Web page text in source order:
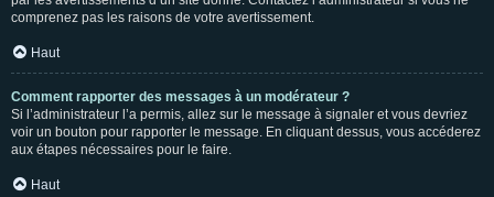
comprenez pas les raisons de votre avertissement.
Haut
Comment rapporter des messages à un modérateur ?
Si l’administrateur l’a permis, allez sur le message à signaler et vous devriez
voir un bouton pour rapporter le message. En cliquant dessus, vous accéderez
aux étapes nécessaires pour le faire.
Haut